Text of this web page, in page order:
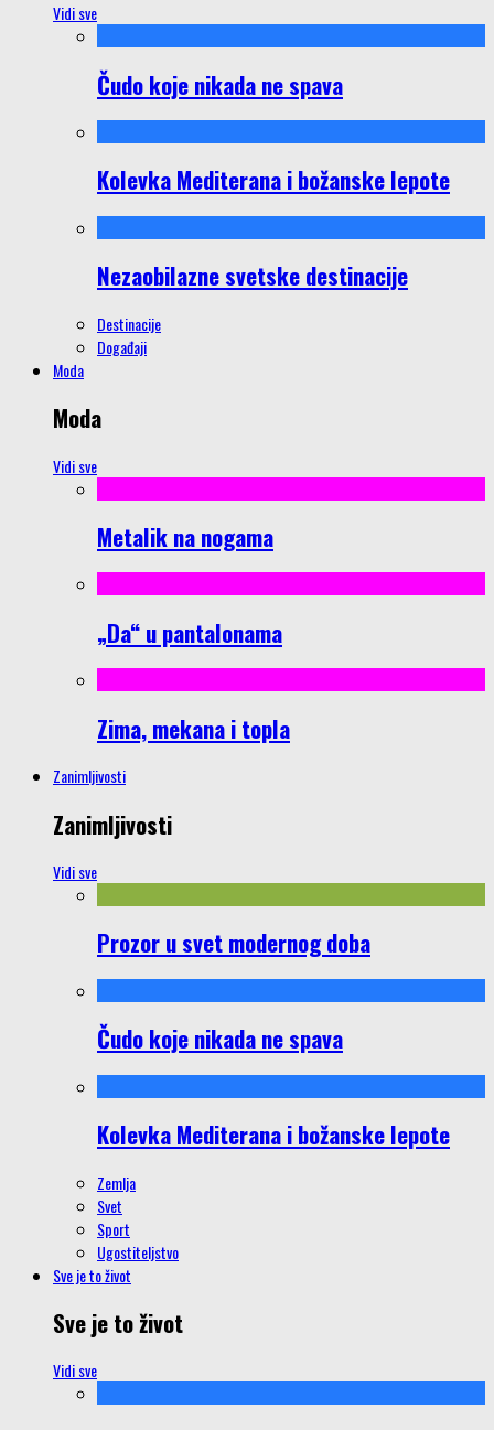
Vidi sve
Čudo koje nikada ne spava
Kolevka Mediterana i božanske lepote
Nezaobilazne svetske destinacije
Destinacije
Događaji
Moda
Moda
Vidi sve
Metalik na nogama
„Da“ u pantalonama
Zima, mekana i topla
Zanimljivosti
Zanimljivosti
Vidi sve
Prozor u svet modernog doba
Čudo koje nikada ne spava
Kolevka Mediterana i božanske lepote
Zemlja
Svet
Sport
Ugostiteljstvo
Sve je to život
Sve je to život
Vidi sve